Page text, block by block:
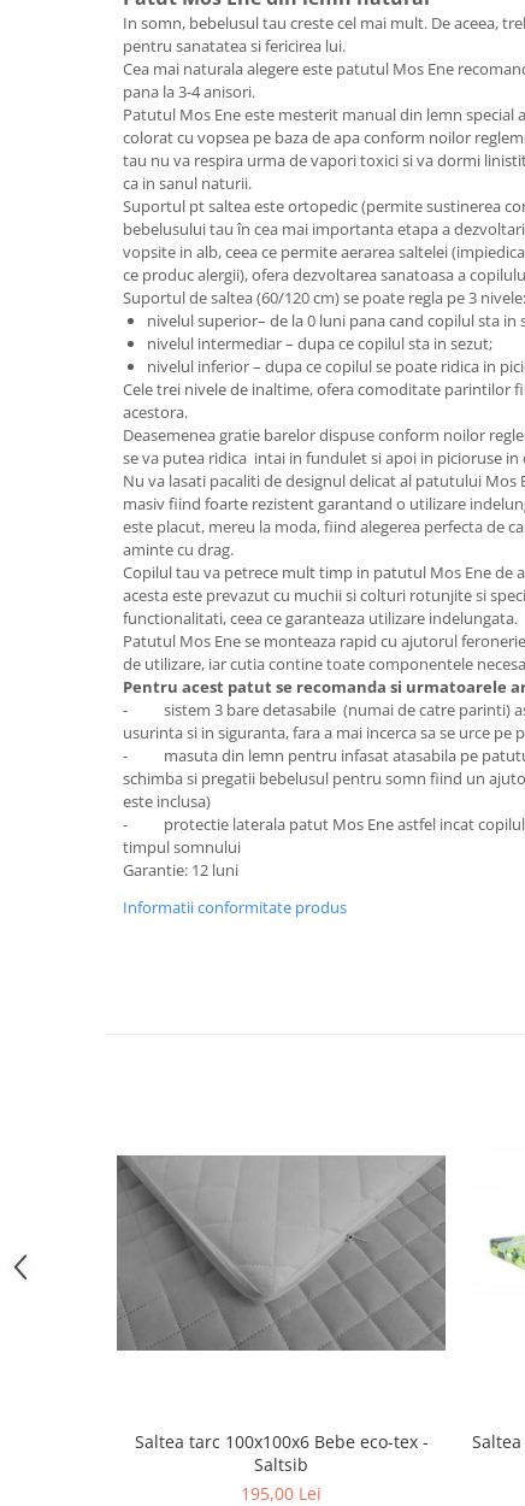
Baldachin patut
Perne copii si mamici
Protectii saltea
Comode copii
Bariere de protectie pat
Porti de siguranta
Dulap si cutii jucarii
Sac de dormit copii
Leagane & balansoare & sezlonguri
Covorase de joaca
Carusele patut
Lampi de veghe
Mobilier Birou
Saltele de infasat
Scaun masa copii
Biciclete copii cu roti 10 inch (2-4
Biciclete copii cu roti 12 inch (3-6
Biciclete copii cu roti 14 inch (3-7
Biciclete copii cu roti 16 inch (4-9
Biciclete copii cu roti 20 inch
Karturi si masinute cu pedale
Role copii si adulti
Masinute si motociclete electrice
Premergatoare
Baita, Igiena, Siguranta
In somn, bebelusul tau creste cel mai mult. De aceea,
pentru sanatatea si fericirea lui.
Cea mai naturala alegere este patutul Mos Ene
pana la 3-4 anisori.
Patutul Mos Ene este mesterit manual din lemn special
colorat cu vopsea pe baza de apa conform noilor
tau nu va respira urma de vapori toxici si va dormi
ca in sanul naturii.
Suportul pt saltea esteortopedic (permite sustinerea
bebelusului tau în cea mai importanta etapa a
vopsite in alb, ceea ce permite aerarea saltelei (
ce produc alergii), oferadezvoltarea sanatoasa a
Suportul de saltea(60/120 cm)se poate regla pe 3 nivele:
nivelul superior– de la 0 luni pana cand copilul sta in
nivelul intermediar – dupa ce copilul sta in sezut;
nivelul inferior – dupa ce copilul se poate ridica in
Cele trei nivele de inaltime, ofera comoditate parintilor
acestora.
Deasemenea gratie barelor dispuse conform noilor
se va putea ridica intai in fundulet si apoi in picioruse in
Nu va lasati pacaliti de designul delicat al patutului Mos
masiv fiind foarte rezistent garantand o utilizare
este placut, mereu la moda, fiind alegerea perfecta de
aminte cu drag.
Copilul tau va petrece mult timp in patutul Mos Ene de
acesta este prevazut cu muchii si colturi rotunjite si
functionalitati, ceea ce garanteaza utilizare indelungata.
Patutul Mos Ene se monteaza rapid cu ajutorul
de utilizare, iar cutia contine toate componentele
Pentru acest patut se recomanda si urmatoarele
- sistem 3 bare detasabile (numai de catre parinti)
usurinta si in siguranta, fara a mai incerca sa se urce pe
- masuta din lemn pentru infasat atasabila pe
schimba si pregatii bebelusul pentru somn fiind un
este inclusa)
- protectie laterala patut Mos Ene astfel incat copilul
timpul somnului
Garantie: 12 luni
Informatii conformitate produs
Saltea tarc 100x100x6 Bebe eco-tex -
Saltsib
195,00 Lei